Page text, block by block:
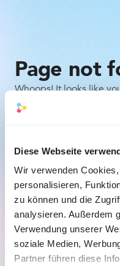
Diese Webseite
Wir verwenden
personalisieren,
zu können und die
analysieren. Außerdem
Verwendung unserer
soziale Medien,
Partner führen diese
Page not
Whoops! It looks like
exist. Don't worry, it
Check the URL for
Go back to the
to the desired
Back